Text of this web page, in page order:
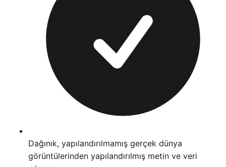
Dağınık, yapılandırılmamış gerçek dünya
görüntülerinden yapılandırılmış metin ve veri